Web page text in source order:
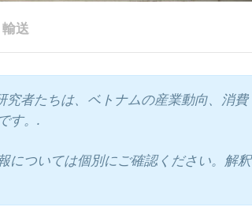
送
究者たちは、ベトナムの産業動向、消費
す。.
については個別にご確認ください。解釈